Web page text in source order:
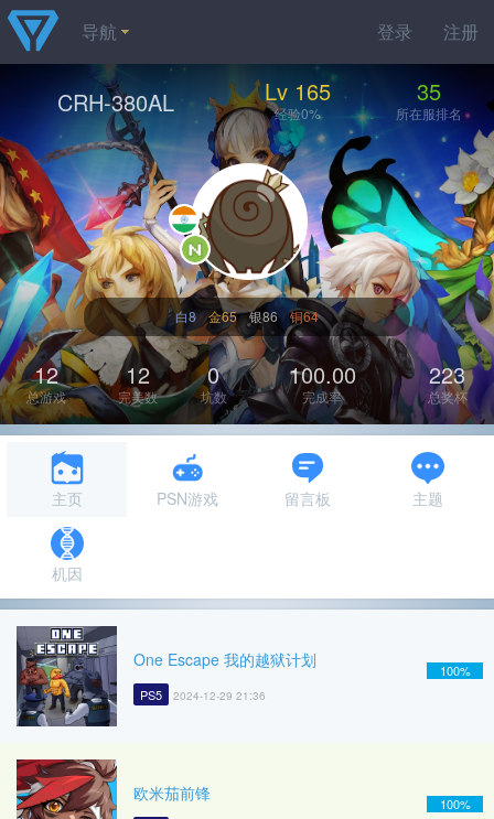
登录 注册
导航
CRH-380AL Lv 165
经验0%
35
所在服排名
白8 金65 银86 铜64
12
总游戏
12
完美数
0
坑数
100.00
完成率
223
总奖杯
主页 PSN游戏 留言板 主题
机因
One Escape 我的越狱计划
PS5 2024-12-29 21:36
100%
欧米茄前锋 100%